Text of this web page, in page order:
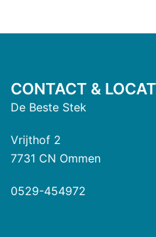
CONTACT &
De Beste Stek
Vrijthof 2
7731 CN Ommen
0529-454972